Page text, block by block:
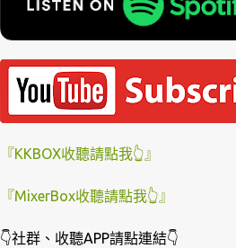
『KKBOX收聽請點我👆』
『MixerBox收聽請點我👆』
👇社群、收聽APP請點連結👇